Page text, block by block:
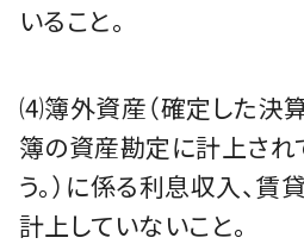
いること。
⑷簿外資産（確定した決
簿の資産勘定に計上され
う。）に係る利息収入、
計上していないこと。